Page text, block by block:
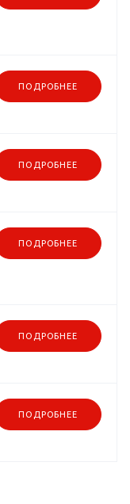
ПОДРОБНЕЕ
ПОДРОБНЕЕ
ПОДРОБНЕЕ
ПОДРОБНЕЕ
ПОДРОБНЕЕ